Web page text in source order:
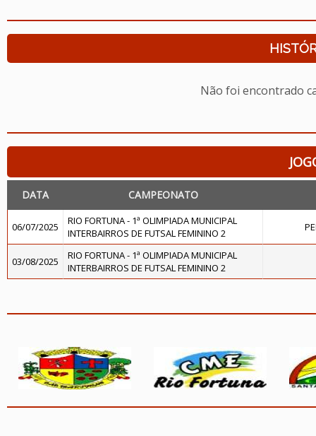
Não foi encontrado
DATA CAMPEONATO
06/07/2025
RIO FORTUNA - 1ª OLIMPIADA MUNICIPAL
INTERBAIRROS DE FUTSAL FEMININO 2
03/08/2025
RIO FORTUNA - 1ª OLIMPIADA MUNICIPAL
INTERBAIRROS DE FUTSAL FEMININO 2